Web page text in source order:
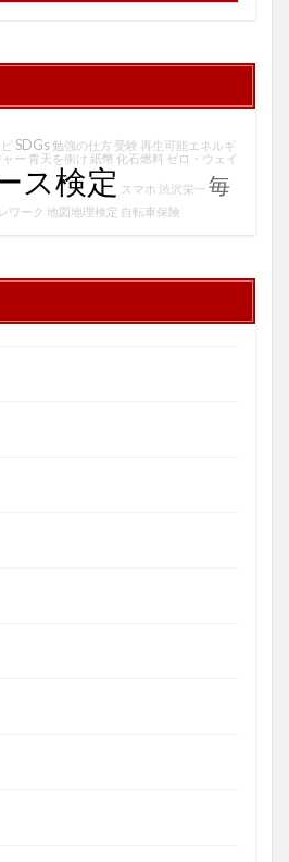
SDGs 勉強の仕方 受験 再生可能エネルギ
ー 青天を衝け 紙幣 化石燃料 ゼロ・ウェイ
ス検定 スマホ 渋沢栄一 毎
ワーク 地図地理検定 自転車保険